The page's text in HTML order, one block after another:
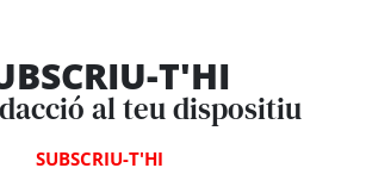
T'HI
al teu dispositiu
SUBSCRIU-T'HI